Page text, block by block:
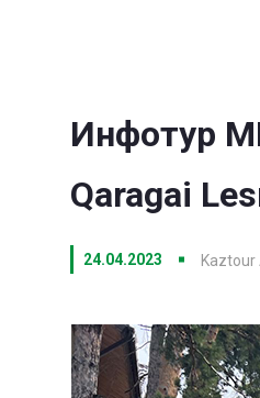
Инфотур
Qaragai
24.04.2023 Kaztour